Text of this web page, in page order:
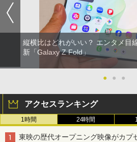
縦横比はどれがいい？ エンタメ目
新「Galaxy Z Fold」
● ● ●
アクセスランキング
1時間 24時間
東映の歴代オープニング映像がカプ